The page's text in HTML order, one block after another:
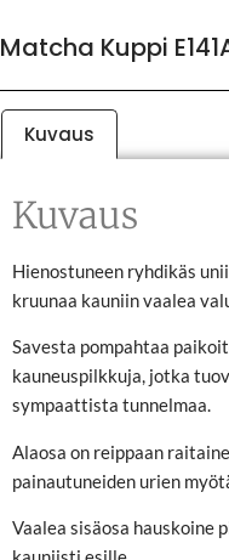
Matcha Kuppi
Kuvaus
Kuvaus
Hienostuneen ryhdikäs
kruunaa kauniin vaalea
Savesta pompahtaa
kauneuspilkkuja, jotka
sympaattista tunnelmaa.
Alaosa on reippaan
painautuneiden urien
Vaalea sisäosa hauskoine